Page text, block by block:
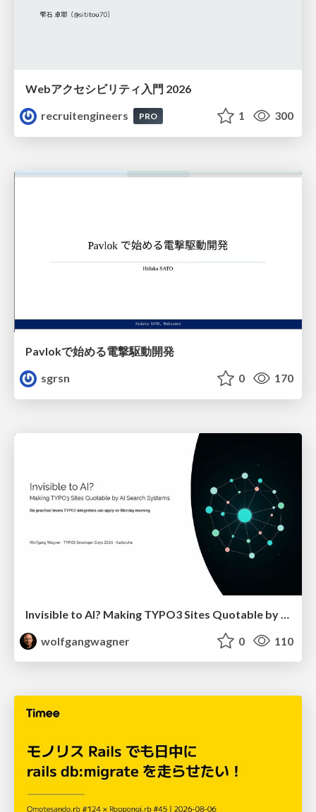
Webアクセシビリティ入門 2026
recruitengineers
PRO 1 300
Pavlokで始める電撃駆動開発
sgrsn
0 170
wolfgangwagner
0 110